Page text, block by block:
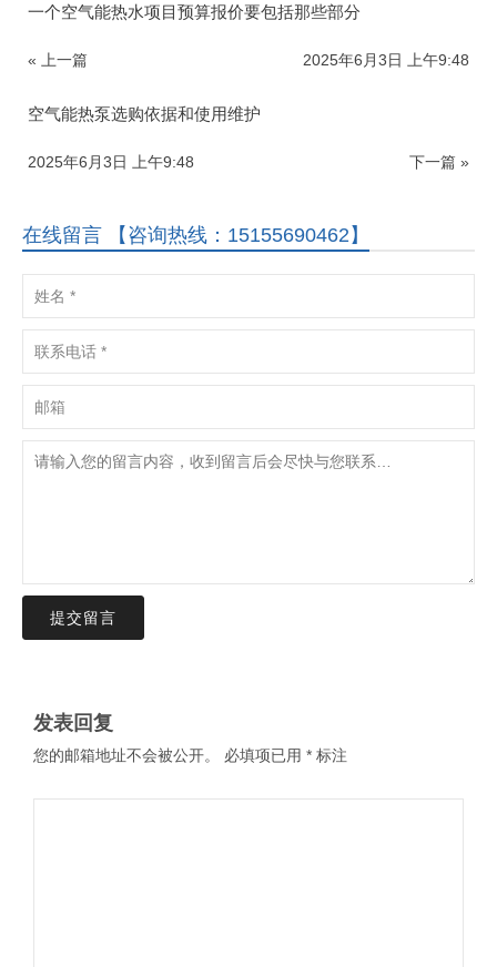
一个空气能热水项目预算报价要包括那些部分
« 上一篇 2025年6月3日 上午9:48
空气能热泵选购依据和使用维护
下一篇 »
2025年6月3日 上午9:48
在线留言 【咨询热线：15155690462】
提交留言
发表回复
您的邮箱地址不会被公开。 必填项已用 * 标注